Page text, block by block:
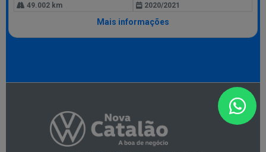
49.002 km 2020/2021
Mais informações